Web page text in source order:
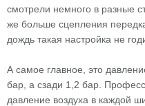
смотрели немного в разные
же больше сцепления
дождь такая настройка не
А самое главное, это
бар, а сзади 1,2 бар.
давление воздуха в каждой